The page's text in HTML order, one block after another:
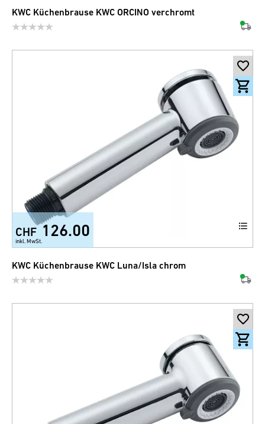
KWC Küchenbrause KWC ORCINO verchromt
CHF 126.00
inkl. MwSt.
KWC Küchenbrause KWC Luna/Isla chrom